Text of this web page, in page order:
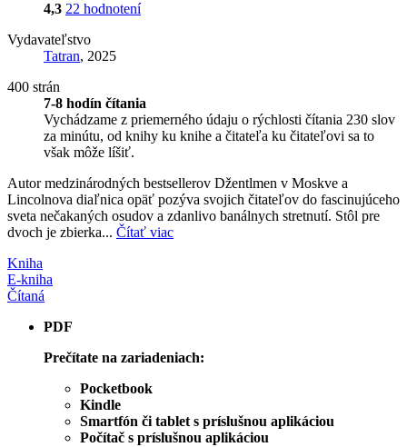
4,3 22 hodnotení
Vydavateľstvo
Tatran, 2025
400 strán
7-8 hodín čítania
Vychádzame z priemerného údaju o rýchlosti čítania 230 slov
za minútu, od knihy ku knihe a čitateľa ku čitateľovi sa to
však môže líšiť.
Autor medzinárodných bestsellerov Džentlmen v Moskve a
Lincolnova diaľnica opäť pozýva svojich čitateľov do fascinujúceho
sveta nečakaných osudov a zdanlivo banálnych stretnutí. Stôl pre
dvoch je zbierka... Čítať viac
Kniha
E-kniha
Čítaná
PDF
Prečítate na zariadeniach:
Pocketbook
Kindle
Smartfón či tablet s príslušnou aplikáciou
Počítač s príslušnou aplikáciou